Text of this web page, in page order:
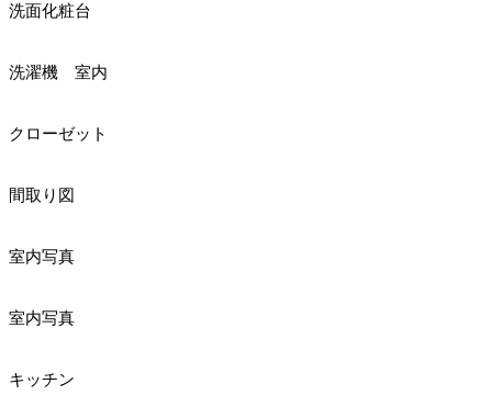
洗面化粧台
洗濯機 室内
クローゼット
間取り図
室内写真
室内写真
キッチン